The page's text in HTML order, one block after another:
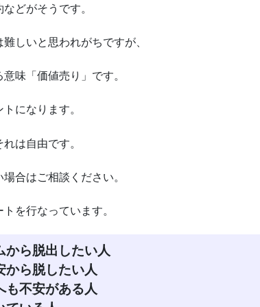
どがそうです。
しいと思われがちですが、
味「価値売り」です。
になります。
は自由です。
合はご相談ください。
を行なっています。
ら脱出したい人
ら脱したい人
不安がある人